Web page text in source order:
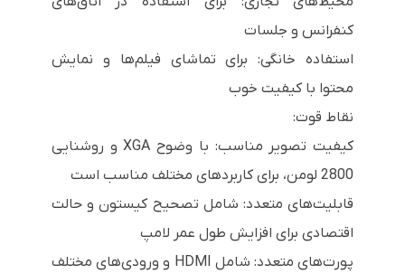
کنفرانس و جلسات
استفاده خانگی: برای تماشای فیلم‌ها و نمایش
محتوا با کیفیت خوب
نقاط قوت:
کیفیت تصویر مناسب: با وضوح XGA و روشنایی
2800 لومن، برای کاربردهای مختلف مناسب است
قابلیت‌های متعدد: شامل تصحیح کیستون و حالت
اقتصادی برای افزایش طول عمر لامپ
پورت‌های متعدد: شامل HDMI و ورودی‌های مختلف